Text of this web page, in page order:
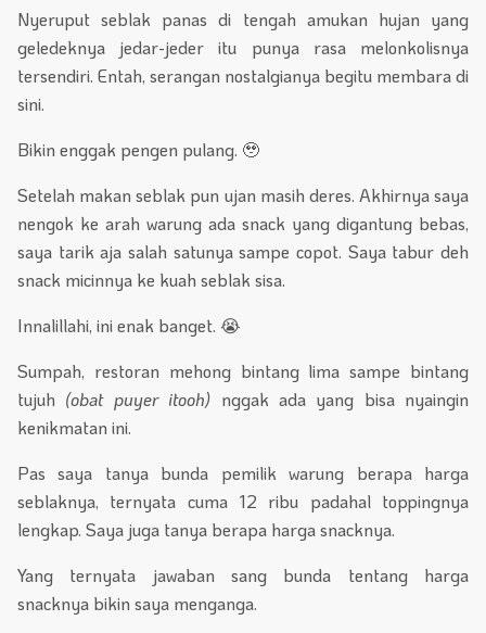
Nyeruput seblak panas di tengah amukan hujan yang
geledeknya jedar-jeder itu punya rasa melonkolisnya
tersendiri. Entah, serangan nostalgianya begitu membara di
sini.
Bikin enggak pengen pulang. 🥹
Setelah makan seblak pun ujan masih deres. Akhirnya saya
nengok ke arah warung ada snack yang digantung bebas,
saya tarik aja salah satunya sampe copot. Saya tabur deh
snack micinnya ke kuah seblak sisa.
Innalillahi, ini enak banget. 😭
Sumpah, restoran mehong bintang lima sampe bintang
tujuh (obat puyer itooh) nggak ada yang bisa nyaingin
kenikmatan ini.
Pas saya tanya bunda pemilik warung berapa harga
seblaknya, ternyata cuma 12 ribu padahal toppingnya
lengkap. Saya juga tanya berapa harga snacknya.
Yang ternyata jawaban sang bunda tentang harga
snacknya bikin saya menganga.